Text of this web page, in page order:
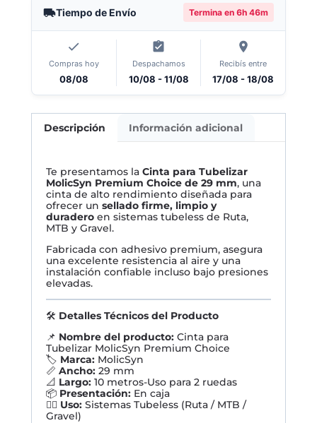
Tiempo de Envío Termina en 6h 46m
Compras hoy
08/08
Despachamos
10/08 - 11/08
Recibís entre
17/08 - 18/08
Descripción Información adicional
Te presentamos la Cinta para Tubelizar
MolicSyn Premium Choice de 29 mm, una
cinta de alto rendimiento diseñada para
ofrecer un sellado firme, limpio y
duradero en sistemas tubeless de Ruta,
MTB y Gravel.
Fabricada con adhesivo premium, asegura
una excelente resistencia al aire y una
instalación confiable incluso bajo presiones
elevadas.
🛠️ Detalles Técnicos del Producto
📌 Nombre del producto: Cinta para
Tubelizar MolicSyn Premium Choice
🏷️ Marca: MolicSyn
📏 Ancho: 29 mm
📐 Largo: 10 metros-Uso para 2 ruedas
📦 Presentación: En caja
🚴‍♂️ Uso: Sistemas Tubeless (Ruta / MTB /
Gravel)